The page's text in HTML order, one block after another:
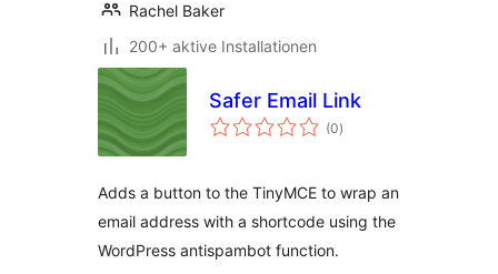
Rachel Baker
200+ aktive Installationen
Safer Email Link
(0Bewertungen
insgesamt
)
Adds a button to the TinyMCE to wrap an
email address with a shortcode using the
WordPress antispambot function.